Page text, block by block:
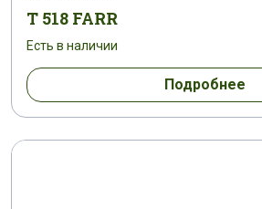
T 518 FARR
Есть в наличии
Подробнее